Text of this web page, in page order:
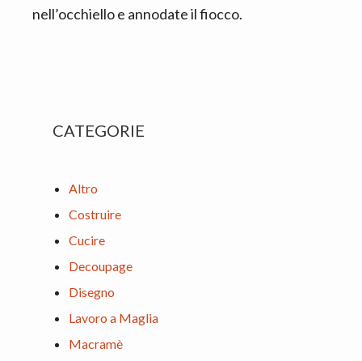
nell’occhiello e annodate il fiocco.
Primary
CATEGORIE
Altro
Costruire
Cucire
Decoupage
Disegno
Lavoro a Maglia
Macramè